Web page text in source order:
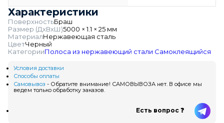
Характеристики
ПоверхностьБраш
Размер (ДхВхШ)5000 × 1.1 × 25 мм
МатериалНержавеющая сталь
ЦветЧерный
КатегорииПолоса из нержавеющий стали Самоклеящийся
Условия доставки
Способы оплаты
Самовывоз - Обратите внимание! САМОВЫВОЗА нет. В офисе мы
ведем только обработку заказов.
Есть вопрос ❓